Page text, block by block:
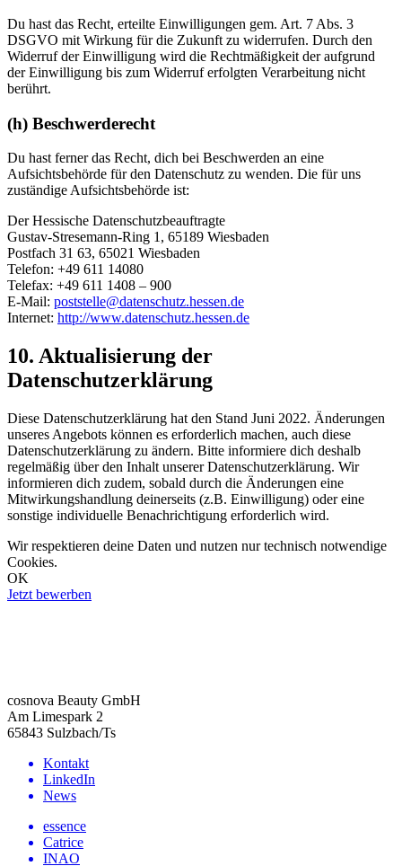
Du hast das Recht, erteilte Einwilligungen gem. Art. 7 Abs. 3
DSGVO mit Wirkung für die Zukunft zu widerrufen. Durch den
Widerruf der Einwilligung wird die Rechtmäßigkeit der aufgrund
der Einwilligung bis zum Widerruf erfolgten Verarbeitung nicht
berührt.
(h) Beschwerderecht
Du hast ferner das Recht, dich bei Beschwerden an eine
Aufsichtsbehörde für den Datenschutz zu wenden. Die für uns
zuständige Aufsichtsbehörde ist:
Der Hessische Datenschutzbeauftragte
Gustav-Stresemann-Ring 1, 65189 Wiesbaden
Postfach 31 63, 65021 Wiesbaden
Telefon: +49 611 14080
Telefax: +49 611 1408 – 900
E-Mail: poststelle@datenschutz.hessen.de
Internet: http://www.datenschutz.hessen.de
10. Aktualisierung der
Datenschutzerklärung
Diese Datenschutzerklärung hat den Stand Juni 2022. Änderungen
unseres Angebots können es erforderlich machen, auch diese
Datenschutzerklärung zu ändern. Bitte informiere dich deshalb
regelmäßig über den Inhalt unserer Datenschutzerklärung. Wir
informieren dich zudem, sobald durch die Änderungen eine
Mitwirkungshandlung deinerseits (z.B. Einwilligung) oder eine
sonstige individuelle Benachrichtigung erforderlich wird.
Wir respektieren deine Daten und nutzen nur technisch notwendige
Cookies.
OK
Jetzt bewerben
cosnova Beauty GmbH
Am Limespark 2
65843 Sulzbach/Ts
Kontakt
LinkedIn
News
essence
Catrice
INAO